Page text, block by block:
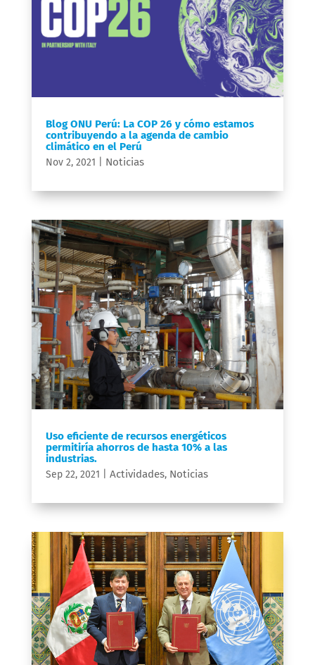
Blog ONU Perú: La COP 26 y cómo estamos
contribuyendo a la agenda de cambio
climático en el Perú
Nov 2, 2021 Noticias
Uso eficiente de recursos energéticos
permitiría ahorros de hasta 10% a las
industrias.
Sep 22, 2021 Actividades, Noticias